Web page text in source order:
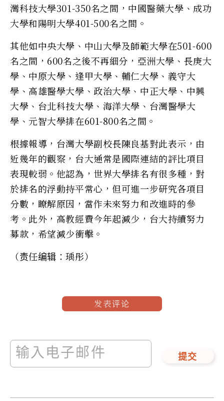
灣科技大學301-350名之間，中國醫藥大學、成功
大學和陽明大學401-500名之間。
其他如中央大學、中山大學及師範大學在501-600
名之間，600名之後不再細分，亞洲大學、長庚大
學、中原大學、逢甲大學、輔仁大學、義守大
學、高雄醫學大學、政治大學、中正大學、中興
大學、台北科技大學、海洋大學、台灣醫學大
學、元智大學排在601-800名之間。
根據報導，台灣大學副校長陳良基對此表示，由
近幾年的觀察，台大通常是國際連結的評比項目
表現較弱。他認為，世界大學排名有很多種，對
於排名的浮動持平常心，但可進一步研究各項目
分數，瞭解原因，當作未來努力和改進時的參
考。此外，高教經費今年起減少，台大持續努力
募款，希望減少衝擊。
（责任编辑：瑀彤）
发表评论
提交